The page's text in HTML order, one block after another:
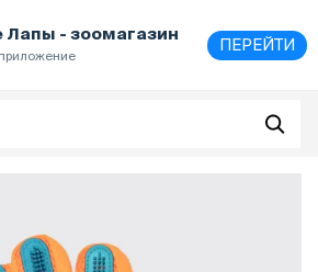
Лапы - зоомагазин
ПЕРЕЙТИ